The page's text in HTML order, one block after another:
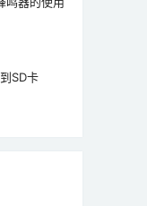
SD卡